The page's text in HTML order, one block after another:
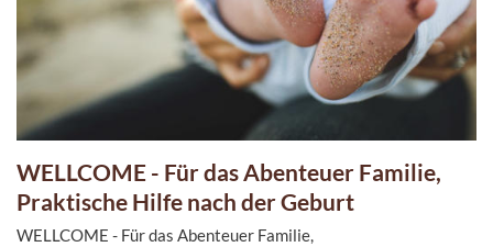
WELLCOME - Für das Abenteuer Familie,
Praktische Hilfe nach der Geburt
WELLCOME - Für das Abenteuer Familie,